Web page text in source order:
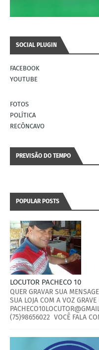
SOCIAL PLUGIN
FACEBOOK
YOUTUBE
FOTOS
POLÍTICA
RECÔNCAVO
PREVISÃO DO TEMPO
POPULAR POSTS
LOCUTOR PACHECO 10
QUER GRAVAR SUA
SUA LOJA COM A VOZ
(75)98656022 VOCÊ FALA